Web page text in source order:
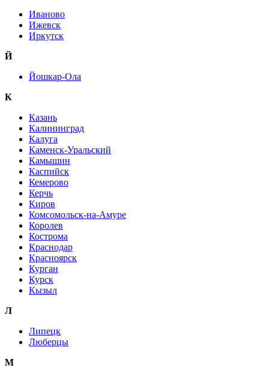
Иваново
Ижевск
Иркутск
Й
Йошкар-Ола
К
Казань
Калининград
Калуга
Каменск-Уральский
Камышин
Каспийск
Кемерово
Керчь
Киров
Комсомольск-на-Амуре
Королев
Кострома
Краснодар
Красноярск
Курган
Курск
Кызыл
Л
Липецк
Люберцы
М